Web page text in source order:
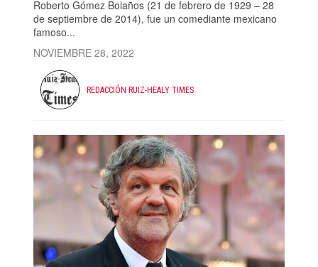
Roberto Gómez Bolaños (21 de febrero de 1929 – 28
de septiembre de 2014), fue un comediante mexicano
famoso...
NOVIEMBRE 28, 2022
REDACCIÓN RUIZ-HEALY TIMES